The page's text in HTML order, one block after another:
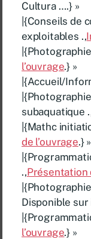
Cultura ….} »
|{Conseils de
exploitables .,
l’ouvrage.} »
|{Accueil/
subaquatique
|{Mathc
de l’ouvrage.} »
.,Présentation
Disponible
l’ouvrage.} »